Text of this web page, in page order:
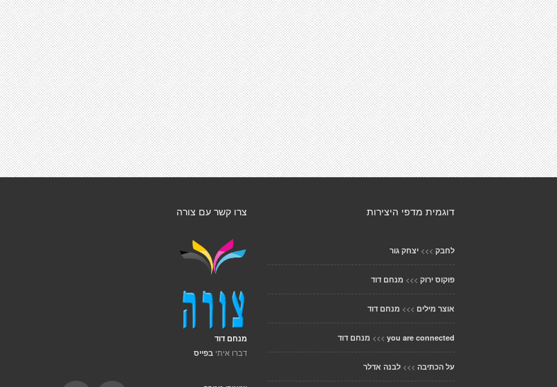
צרו קשר עם צורה
מנחם דוד
דברו איתי בפייס
דוגמית מדפי היצירות
לחבק >>> יצחק גור
פוקוס ירוק >>> מנחם דוד
אוצר מילים >>> מנחם דוד
you are connected
>>> מנחם דוד
על הכתיבה >>> לבנה אדלר